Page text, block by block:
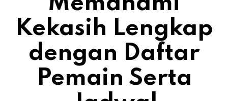
Kekasih Lengkap
dengan Daftar
Pemain Serta